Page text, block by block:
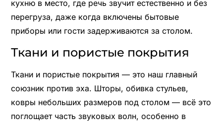
кухню в место, где речь звучит естественно и без
перегруза, даже когда включены бытовые
приборы или гости задерживаются за столом.
Ткани и пористые покрытия
Ткани и пористые покрытия — это наш главный
союзник против эха. Шторы, обивка стульев,
ковры небольших размеров под столом — всё это
поглощает часть звуковых волн, особенно в